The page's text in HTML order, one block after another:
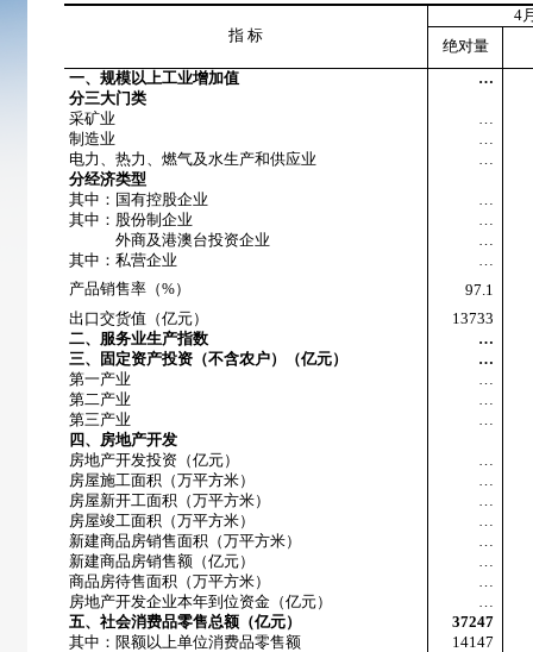
指 标
4
绝对量
一、规模以上工业增加值
…
分三大门类
采矿业
…
制造业
…
电力、热力、燃气及水生产和供应业
…
分经济类型
其中：国有控股企业
…
其中：股份制企业
…
外商及港澳台投资企业
…
其中：私营企业
…
产品销售率（%）
97.1
出口交货值（亿元）
13733
二、服务业生产指数
…
三、固定资产投资（不含农户）（亿元）
…
第一产业
…
第二产业
…
第三产业
…
四、房地产开发
房地产开发投资（亿元）
…
房屋施工面积（万平方米）
…
房屋新开工面积（万平方米）
…
房屋竣工面积（万平方米）
…
新建商品房销售面积（万平方米）
…
新建商品房销售额（亿元）
…
商品房待售面积（万平方米）
…
房地产开发企业本年到位资金（亿元）
…
五、社会消费品零售总额（亿元）
37247
其中：限额以上单位消费品零售额
14147